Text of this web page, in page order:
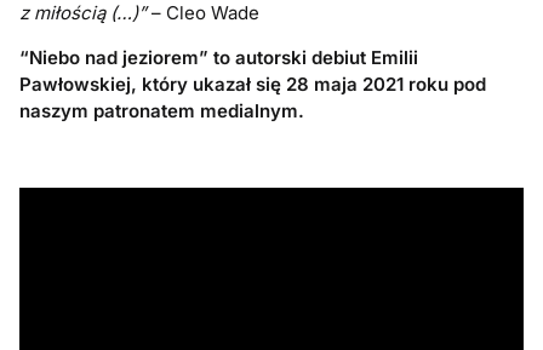
z miłością (…)”– Cleo Wade
“Niebo nad jeziorem” to autorski debiut Emilii
Pawłowskiej, który ukazał się 28 maja 2021 roku pod
naszym patronatem medialnym.